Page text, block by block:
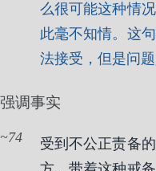
么很可能这种情
此毫不知情。这
法接受，但是问
强调事实
74
受到不公正责备